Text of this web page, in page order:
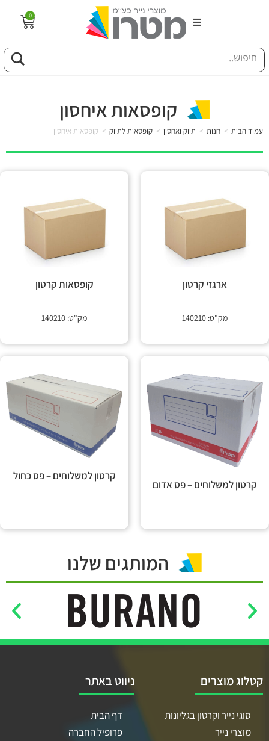
מונחים
0
קופסאות איחסון
עמוד הבית > חנות > תיוק ואחסון > קופסאות לתיוק > קופסאות איחסון
ארגזי קרטון
מק"ט: 140210
קופסאות קרטון
מק"ט: 140210
קרטון למשלוחים – פס אדום
קרטון למשלוחים – פס כחול
המותגים שלנו
קטלוג מוצרים
סוגי נייר וקרטון בגליונות
מוצרי נייר
ניווט באתר
דף הבית
פרופיל החברה